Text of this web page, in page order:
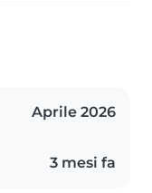
Aprile 2026
3 mesi fa